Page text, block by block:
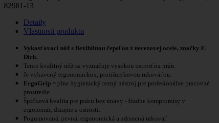
82981-13
Detaily
Vlastnosti produktu
Vykosťovací nôž s flexibilnou čepeľou z nerezovej ocele, značky F.
Dick.
Tento kvalitný nôž sa vyznačuje vysokou ostrosťou hrán.
Je vybavený ergonomickou, protišmykovou rukoväťou.
ErgoGrip = plne hygienický rezný nástroj pre profesionálne pracovné
prostredie.
Špičková kvalita pre prácu bez únavy - žiadne kompromisy v
ergonomii, dizajne a ostrosti.
Pogumovaná, pevná, ergonomická a zdrsnená rukoväť